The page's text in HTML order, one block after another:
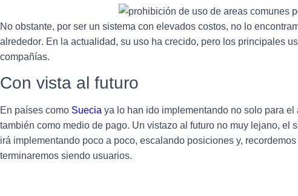
No obstante, por ser un sistema con elevados costos, no lo
alrededor. En la actualidad, su uso ha crecido, pero los principales
compañías.
Con vista al futuro
En países como Suecia ya lo han ido implementando no solo para
también como medio de pago. Un vistazo al futuro no muy lejano, el
irá implementando poco a poco, escalando posiciones y,
terminaremos siendo usuarios.